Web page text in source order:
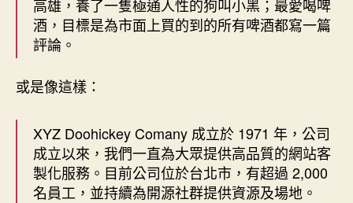
高雄，養了一隻極通人性的狗叫小黑；最愛喝啤
酒，目標是為市面上買的到的所有啤酒都寫一篇
評論。
或是像這樣：
XYZ Doohickey Comany 成立於 1971 年，公司
成立以來，我們一直為大眾提供高品質的網站客
製化服務。目前公司位於台北市，有超過 2,000
名員工，並持續為開源社群提供資源及場地。